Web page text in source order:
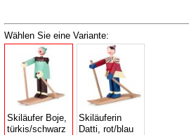
Wählen Sie eine Variante:
Skiläufer Boje,
türkis/schwarz
Skiläuferin
Datti, rot/blau